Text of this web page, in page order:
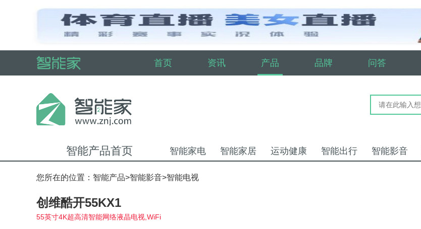
首页 资讯 产品 品牌 问答
智能产品首页 智能家电 智能家居 运动健康 智能出行 智能影音
您所在的位置： 智能产品>智能影音>智能电视
创维酷开55KX1
55英寸4K超高清智能网络液晶电视,WiFi